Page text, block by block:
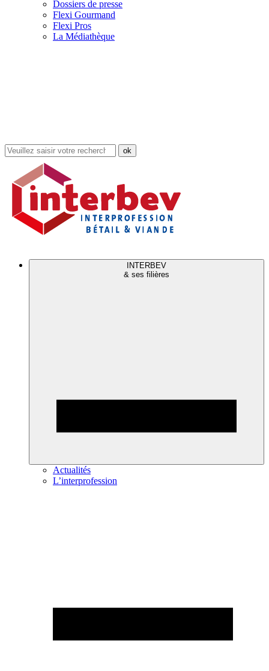
Dossiers de presse
Flexi Gourmand
Flexi Pros
La Médiathèque
Rechercher
dans
site
INTERBEV
& ses filières
Actualités
L’interprofession